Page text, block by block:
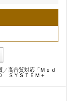
高音質対応「Ｍｅｄ
ＳＹＳＴＥＭ＋